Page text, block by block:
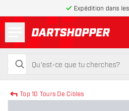
Expédition dans les
retour à la page
rechercher
rechercher
Top 10 Tours De Cibles